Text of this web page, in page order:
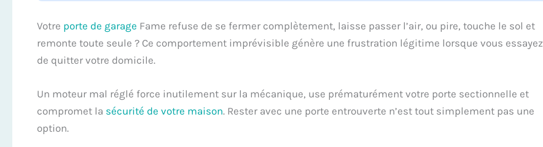
Votre porte de garage Fame refuse de se fermer complètement, laisse passer l’air, ou pire, touche le sol et
remonte toute seule ? Ce comportement imprévisible génère une frustration légitime lorsque vous essayez
de quitter votre domicile.
Un moteur mal réglé force inutilement sur la mécanique, use prématurément votre porte sectionnelle et
compromet la sécurité de votre maison. Rester avec une porte entrouverte n’est tout simplement pas une
option.